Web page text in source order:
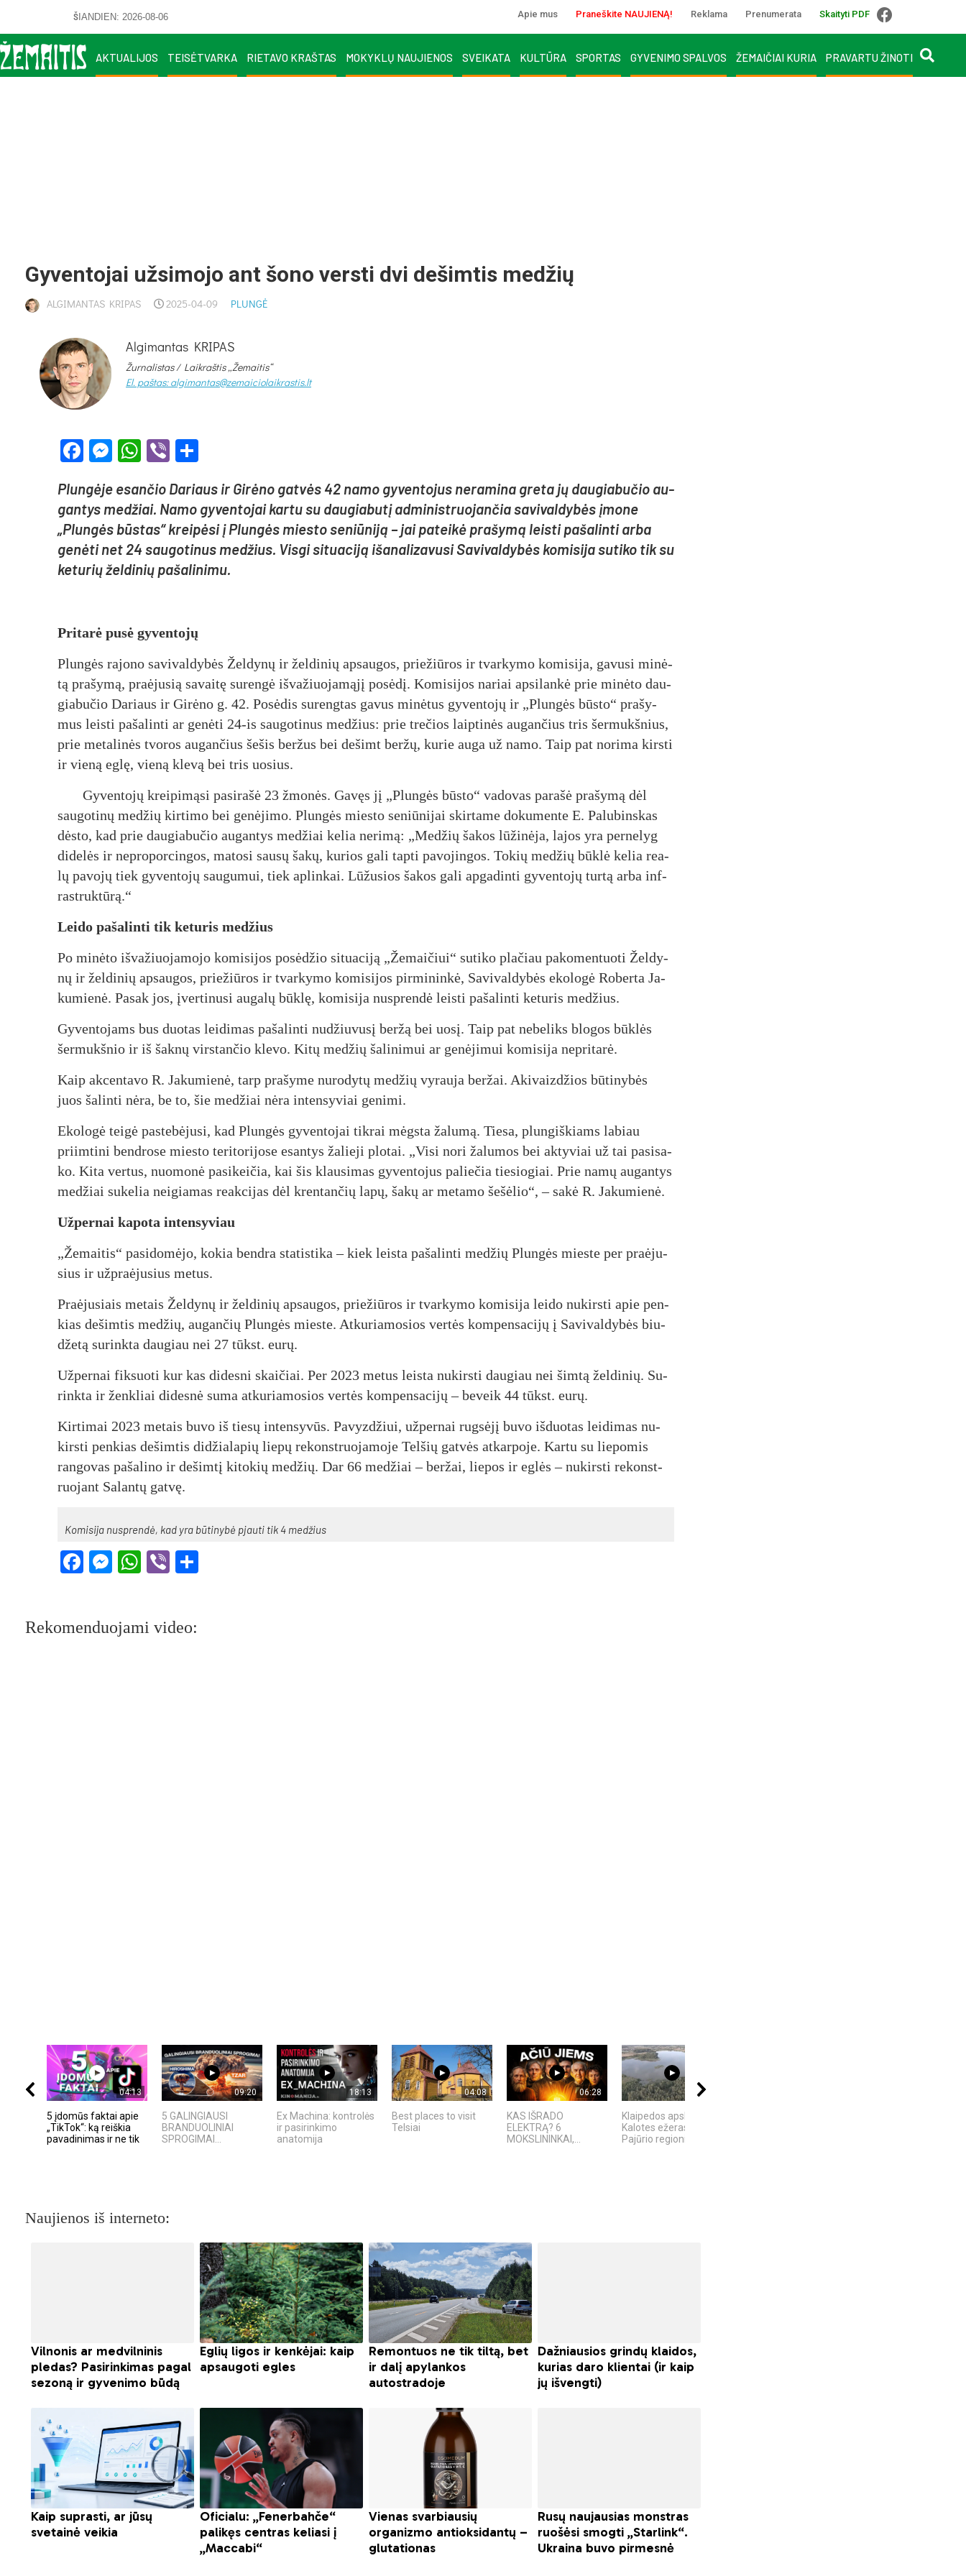
ŠIANDIEN: 2026-08-06 Apie mus Praneškite NAUJIENĄ! Reklama Prenumerata Skaityti PDF
AKTUALIJOS TEISĖTVARKA RIETAVO KRAŠTAS MOKYKLŲ NAUJIENOS SVEIKATA KULTŪRA SPORTAS GYVENIMO SPALVOS ŽEMAIČIAI KURIA PRAVARTU ŽINOTI
Gy­ven­to­jai už­si­mo­jo ant šo­no vers­ti dvi de­šim­tis me­džių
ALGIMANTAS KRIPAS 2025-04-09 PLUNGĖ
Algimantas KRIPAS
Žurnalistas / Laikraštis „Žemaitis“
El. paštas: algimantas@zemaiciolaikrastis.lt
Facebook
Messenger
WhatsApp
Viber
Plun­gė­je esan­čio Da­riaus ir Gi­rė­no gat­vės 42 na­mo gy­ven­to­jus ne­ra­mi­na gre­ta jų dau­gia­bu­čio au­
gan­tys me­džiai. Na­mo gy­ven­to­jai kar­tu su dau­gia­bu­tį ad­mi­nist­ruo­jan­čia sa­vi­val­dy­bės įmo­ne
„Plun­gės būs­tas“ krei­pė­si į Plun­gės mies­to se­niū­ni­ją – jai pa­tei­kė pra­šy­mą leis­ti pa­ša­lin­ti ar­ba
ge­nė­ti net 24 sau­go­ti­nus me­džius. Vis­gi si­tua­ci­ją iša­na­li­za­vu­si Sa­vi­val­dy­bės ko­mi­si­ja su­ti­ko tik su
ke­tu­rių žel­di­nių pa­ša­li­ni­mu.
Pri­ta­rė pu­sė gy­ven­to­jų
Plun­gės ra­jo­no sa­vi­val­dy­bės Žel­dy­nų ir žel­di­nių ap­sau­gos, prie­žiū­ros ir tvar­ky­mo ko­mi­si­ja, ga­vu­si mi­nė­
tą pra­šy­mą, praė­ju­sią sa­vai­tę su­ren­gė iš­va­žiuo­ja­mą­jį po­sė­dį. Ko­mi­si­jos na­riai ap­si­lan­kė prie mi­nė­to dau­
gia­bu­čio Da­riaus ir Gi­rė­no g. 42. Po­sė­dis su­reng­tas ga­vus mi­nė­tus gy­ven­to­jų ir „Plun­gės būs­to“ pra­šy­
mus leis­ti pa­ša­lin­ti ar ge­nė­ti 24-is sau­go­ti­nus me­džius: prie tre­čios laip­ti­nės au­gan­čius tris šer­mukš­nius,
prie me­ta­li­nės tvo­ros au­gan­čius še­šis ber­žus bei de­šimt ber­žų, ku­rie au­ga už na­mo. Taip pat no­ri­ma kirs­ti
ir vie­ną eg­lę, vie­ną kle­vą bei tris uo­sius.
Gy­ven­to­jų krei­pi­mą­si pa­si­ra­šė 23 žmo­nės. Ga­vęs jį „Plun­gės būs­to“ va­do­vas pa­ra­šė pra­šy­mą dėl
sau­go­ti­nų me­džių kir­ti­mo bei ge­nė­ji­mo. Plun­gės mies­to se­niū­ni­jai skir­ta­me do­ku­men­te E. Pa­lu­bins­kas
dės­to, kad prie dau­gia­bu­čio au­gan­tys me­džiai ke­lia ne­ri­mą: „Me­džių ša­kos lū­ži­nė­ja, la­jos yra per­ne­lyg
di­de­lės ir ne­pro­por­cin­gos, ma­to­si sau­sų ša­kų, ku­rios ga­li tap­ti pa­vo­jin­gos. To­kių me­džių būk­lė ke­lia rea­
lų pa­vo­jų tiek gy­ven­to­jų sau­gu­mui, tiek ap­lin­kai. Lū­žu­sios ša­kos ga­li ap­ga­din­ti gy­ven­to­jų tur­tą ar­ba inf­
rast­ruk­tū­rą.“
Lei­do pa­ša­lin­ti tik ke­tu­ris me­džius
Po mi­nė­to iš­va­žiuo­ja­mo­jo ko­mi­si­jos po­sė­džio si­tua­ci­ją „Že­mai­čiui“ su­ti­ko pla­čiau pa­ko­men­tuo­ti Žel­dy­
nų ir žel­di­nių ap­sau­gos, prie­žiū­ros ir tvar­ky­mo ko­mi­si­jos pir­mi­nin­kė, Sa­vi­val­dy­bės eko­lo­gė Ro­ber­ta Ja­
ku­mie­nė. Pa­sak jos, įver­ti­nu­si au­ga­lų būk­lę, ko­mi­si­ja nu­spren­dė leis­ti pa­ša­lin­ti ke­tu­ris me­džius.
Gy­ven­to­jams bus duo­tas lei­di­mas pa­ša­lin­ti nu­džiu­vu­sį ber­žą bei uo­sį. Taip pat ne­be­liks blo­gos būk­lės
šer­mukš­nio ir iš šak­nų virs­tan­čio kle­vo. Ki­tų me­džių ša­li­ni­mui ar ge­nė­ji­mui ko­mi­si­ja ne­pri­ta­rė.
Kaip ak­cen­ta­vo R. Ja­ku­mie­nė, tarp pra­šy­me nu­ro­dy­tų me­džių vy­rau­ja ber­žai. Aki­vaiz­džios bū­ti­ny­bės
juos ša­lin­ti nė­ra, be to, šie me­džiai nė­ra in­ten­sy­viai ge­ni­mi.
Eko­lo­gė tei­gė pa­ste­bė­ju­si, kad Plun­gės gy­ven­to­jai tik­rai mėgs­ta ža­lu­mą. Tie­sa, plun­giš­kiams la­biau
priim­ti­ni bend­ro­se mies­to te­ri­to­ri­jo­se esan­tys ža­lie­ji plo­tai. „Vi­si no­ri ža­lu­mos bei ak­ty­viai už tai pa­si­sa­
ko. Ki­ta ver­tus, nuo­mo­nė pa­si­kei­čia, kai šis klau­si­mas gy­ven­to­jus pa­lie­čia tie­sio­giai. Prie na­mų au­gan­tys
me­džiai su­ke­lia nei­gia­mas reak­ci­jas dėl kren­tan­čių la­pų, ša­kų ar me­ta­mo še­šė­lio“, – sa­kė R. Ja­ku­mie­nė.
Už­per­nai ka­po­ta in­ten­sy­viau
„Že­mai­tis“ pa­si­do­mė­jo, ko­kia bend­ra sta­tis­ti­ka – kiek leis­ta pa­ša­lin­ti me­džių Plun­gės mies­te per praė­ju­
sius ir už­praė­ju­sius me­tus.
Praė­ju­siais me­tais Žel­dy­nų ir žel­di­nių ap­sau­gos, prie­žiū­ros ir tvar­ky­mo ko­mi­si­ja lei­do nu­kirs­ti apie pen­
kias de­šim­tis me­džių, au­gan­čių Plun­gės mies­te. At­ku­ria­mo­sios ver­tės kom­pen­sa­ci­jų į Sa­vi­val­dy­bės biu­
dže­tą su­rink­ta dau­giau nei 27 tūkst. eu­rų.
Už­per­nai fik­suo­ti kur kas di­des­ni skai­čiai. Per 2023 me­tus leis­ta nu­kirs­ti dau­giau nei šim­tą žel­di­nių. Su­
rink­ta ir ženk­liai di­des­nė su­ma at­ku­ria­mo­sios ver­tės kom­pen­sa­ci­jų – be­veik 44 tūkst. eu­rų.
Kir­ti­mai 2023 me­tais bu­vo iš tie­sų in­ten­sy­vūs. Pa­vyz­džiui, už­per­nai rug­sė­jį bu­vo iš­duo­tas lei­di­mas nu­
kirs­ti pen­kias de­šim­tis di­džia­la­pių lie­pų re­konst­ruo­ja­mo­je Tel­šių gat­vės at­kar­po­je. Kar­tu su lie­po­mis
ran­go­vas pa­ša­li­no ir de­šim­tį ki­to­kių me­džių. Dar 66 me­džiai – ber­žai, lie­pos ir eg­lės – nu­kirs­ti re­konst­
ruo­jant Sa­lan­tų gat­vę.
Ko­mi­si­ja nu­spren­dė, kad yra bū­ti­ny­bė pjau­ti tik 4 me­džius
Facebook
Messenger
WhatsApp
Viber
Rekomenduojami video:
04:13
5 įdomūs faktai apie
„TikTok“: ką reiškia
pavadinimas ir ne tik
09:20
5 GALINGIAUSI
BRANDUOLINIAI
SPROGIMAI...
18:13
Ex Machina: kontrolės
ir pasirinkimo
anatomija
04:08
Best places to visit
Telsiai
06:28
KAS IŠRADO
ELEKTRĄ? 6
MOKSLININKAI,...
02:52
Klaipedos apsk. -
Kalotes ežeras -
Pajūrio regioninis...
Naujienos iš interneto: